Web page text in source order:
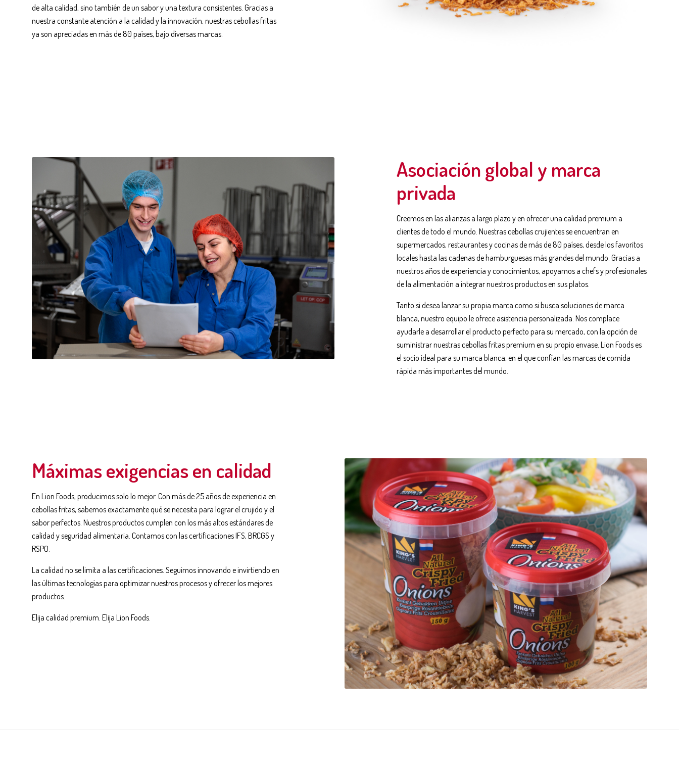
de alta calidad, sino también de un sabor y una textura consistentes. Gracias a
nuestra constante atención a la calidad y la innovación, nuestras cebollas fritas
ya son apreciadas en más de 80 países, bajo diversas marcas.
Asociación global y marca
privada
Creemos en las alianzas a largo plazo y en ofrecer una calidad premium a
clientes de todo el mundo. Nuestras cebollas crujientes se encuentran en
supermercados, restaurantes y cocinas de más de 80 países, desde los favoritos
locales hasta las cadenas de hamburguesas más grandes del mundo. Gracias a
nuestros años de experiencia y conocimientos, apoyamos a chefs y profesionales
de la alimentación a integrar nuestros productos en sus platos.
Tanto si desea lanzar su propia marca como si busca soluciones de marca
blanca, nuestro equipo le ofrece asistencia personalizada. Nos complace
ayudarle a desarrollar el producto perfecto para su mercado, con la opción de
suministrar nuestras cebollas fritas premium en su propio envase. Lion Foods es
el socio ideal para su marca blanca, en el que confían las marcas de comida
rápida más importantes del mundo.
Máximas exigencias en calidad
En Lion Foods, producimos solo lo mejor. Con más de 25 años de experiencia en
cebollas fritas, sabemos exactamente qué se necesita para lograr el crujido y el
sabor perfectos. Nuestros productos cumplen con los más altos estándares de
calidad y seguridad alimentaria. Contamos con las certificaciones IFS, BRCGS y
RSPO.
La calidad no se limita a las certificaciones. Seguimos innovando e invirtiendo en
las últimas tecnologías para optimizar nuestros procesos y ofrecer los mejores
productos.
Elija calidad premium. Elija Lion Foods.